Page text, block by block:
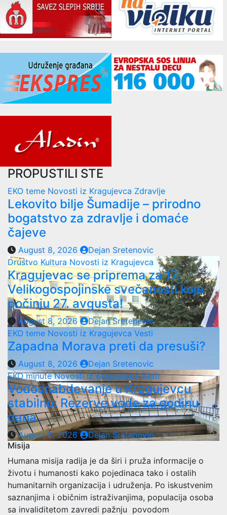
PROPUSTILI STE
EKO teme Novosti iz Kragujevca Zdravlje
Lekovito bilje Šumadije – prirodno
bogatstvo za zdravlje i domaće
čajeve
August 8, 2026
Dejan Sretenovic
DrustvoKultura Novosti iz Kragujevca
Kragujevac se priprema za 17.
Velikogospojinske svečanosti koje
počinju 27. avgusta!
August 8, 2026
Dejan Sretenovic
EKO teme Novosti iz Kragujevca Vesti
Zapadna Morava preti da presuši?
August 8, 2026
Dejan Sretenovic
EKO minuteNovosti iz KragujevcaVesti
Vodosnabdevanje u Kragujevcu
stabilno: Rezerve vode za godinu
dana
August 8, 2026
Dejan Sretenovic
Misija
Humana misija radija je da širi i pruža informacije o
životu i humanosti kako pojedinaca tako i ostalih
humanitarnih organizacija i udruženja. Po iskustvenim
saznanjima i običnim istraživanjima, populacija osoba
sa invaliditetom zavredi pažnju povodom